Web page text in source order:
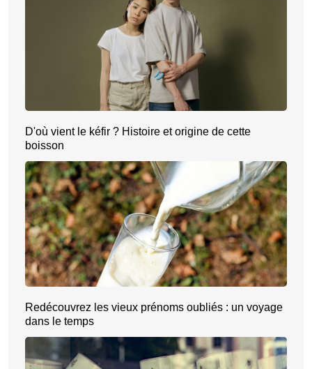
D'où vient le kéfir ? Histoire et origine de cette
boisson
Redécouvrez les vieux prénoms oubliés : un voyage
dans le temps